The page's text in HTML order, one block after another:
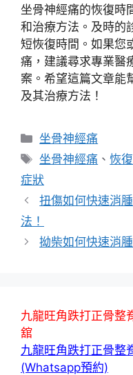
坐骨神經痛的恢復時
和治療方法。及時的
短恢復時間。如果您
痛，建議尋求專業醫
案。希望這篇文章能
及其治療方法！
分
類
坐骨神經痛
標
籤
坐骨神經痛 、恢
症狀
扭傷如何快速消
法！
拗柴如何快速消
九龍旺角跌打正骨整
舘
九龍旺角跌打正骨整
(Whatsapp預約)